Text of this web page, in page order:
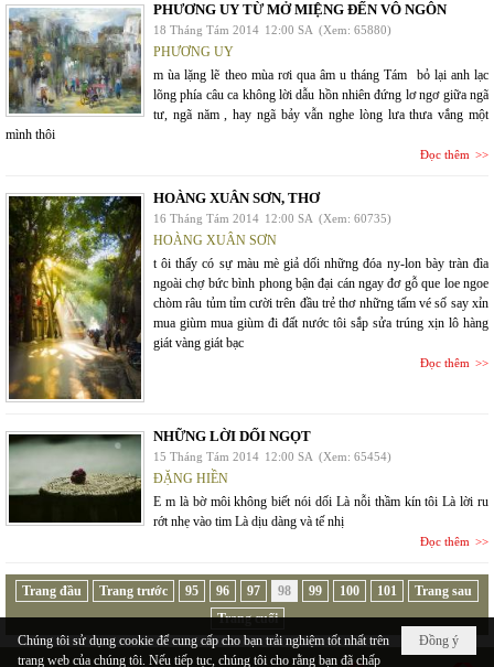
PHƯƠNG UY TỪ MỞ MIỆNG ĐẾN VÔ NGÔN
18 Tháng Tám 2014 12:00 SA (Xem: 65880)
PHƯƠNG UY
m ùa lặng lẽ theo mùa rơi qua âm u tháng Tám bỏ lại anh lạc
lõng phía câu ca không lời dẫu hồn nhiên đứng lơ ngơ giữa ngã
tư, ngã năm , hay ngã bảy vẫn nghe lòng lưa thưa vắng một
mình thôi
Đọc thêm
HOÀNG XUÂN SƠN, THƠ
16 Tháng Tám 2014 12:00 SA (Xem: 60735)
HOÀNG XUÂN SƠN
t ôi thấy có sự màu mè giả dối những đóa ny-lon bày tràn đìa
ngoài chợ bức bình phong bận đại cán ngay đơ gỗ que loe ngoe
chòm râu tủm tỉm cười trên đầu trẻ thơ những tấm vé số say xỉn
mua giùm mua giùm đi đất nước tôi sắp sửa trúng xịn lô hàng
giát vàng giát bạc
Đọc thêm
NHỮNG LỜI DỐI NGỌT
15 Tháng Tám 2014 12:00 SA (Xem: 65454)
ĐẶNG HIỀN
E m là bờ môi không biết nói dối Là nỗi thầm kín tôi Là lời ru
rớt nhẹ vào tim Là dịu dàng và tế nhị
Đọc thêm
Trang đầu Trang trước 95 96 97 98 99 100 101
Trang sau
Trang cuối
Đồng ý
Chúng tôi sử dụng cookie để cung cấp cho bạn trải nghiệm tốt nhất trên
trang web của chúng tôi. Nếu tiếp tục, chúng tôi cho rằng bạn đã chấp